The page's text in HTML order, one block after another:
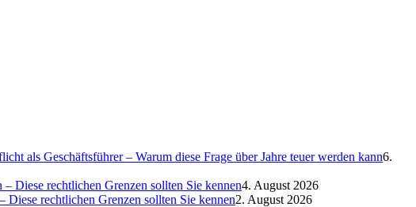
als Geschäftsführer – Warum diese Frage über Jahre teuer werden kann6.
Diese rechtlichen Grenzen sollten Sie kennen4. August 2026
Diese rechtlichen Grenzen sollten Sie kennen2. August 2026